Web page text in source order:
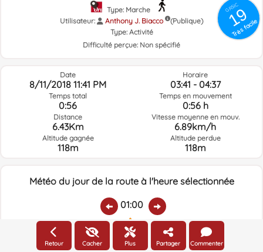
GRSIC
19
Très facile
Type: Marche
Utilisateur:
Anthony J. Biacco
(Publique)
Type: Activité
Difficulté perçue: Non spécifié
Date
8/11/2018 11:41 PM
Temps total
0:56
Distance
6.43Km
Altitude gagnée
118m
Horaire
03:41 - 04:37
Temps en mouvement
0:56 h
Vitesse moyenne en mouv.
6.89km/h
Altitude perdue
118m
Météo du jour de la route à l'heure sélectionnée
01:00
Température:
31ºC
Pluie:
0
Humidité relative:
13%
Vitesse vent:
8.4km/h
Direction vent:
Retour Cacher Plus Partager Commenter